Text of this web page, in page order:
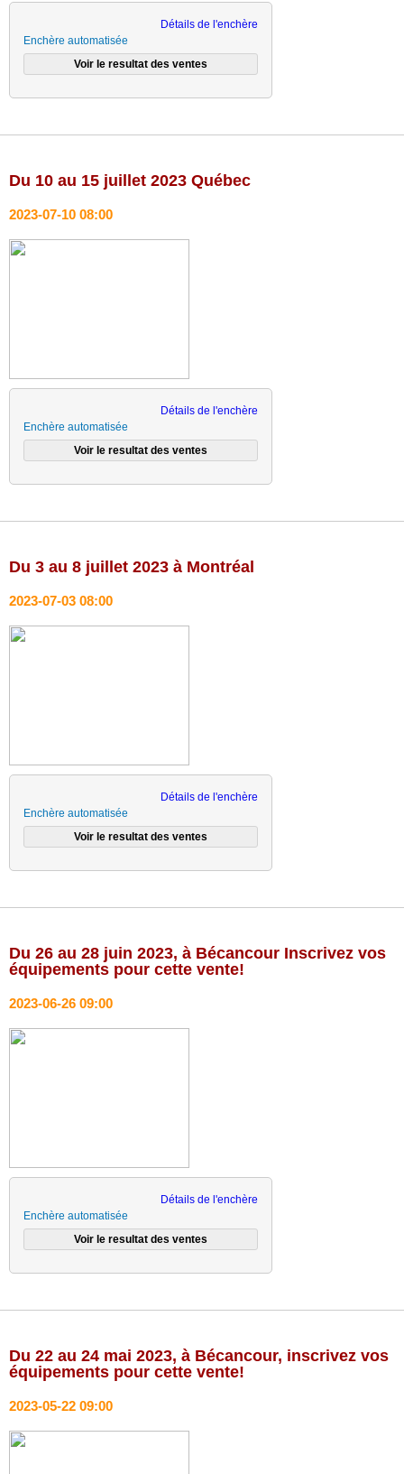
Détails de l'enchère
Enchère automatisée
Du 10 au 15 juillet 2023 Québec
2023-07-10 08:00
Détails de l'enchère
Enchère automatisée
Du 3 au 8 juillet 2023 à Montréal
2023-07-03 08:00
Détails de l'enchère
Enchère automatisée
Du 26 au 28 juin 2023, à Bécancour Inscrivez vos
équipements pour cette vente!
2023-06-26 09:00
Détails de l'enchère
Enchère automatisée
Du 22 au 24 mai 2023, à Bécancour, inscrivez vos
équipements pour cette vente!
2023-05-22 09:00